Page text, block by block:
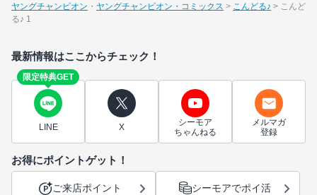
ヤングチャンピオン
ヤングチャンピオン・コミックス こんどる♪
こんど
る♪ 1
最新情報はここからチェック！
限定特典GET
LINE X
シーモア
ちゃんねる
メルマガ
登録
お得にポイントゲット！
ご来店ポイント シーモアでポイ活